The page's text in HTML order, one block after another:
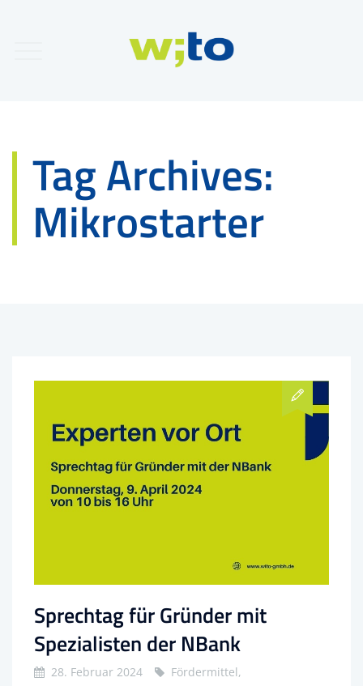
Tag Archives:
Mikrostarter
Sprechtag für Gründer mit
Spezialisten der NBank
28. Februar 2024
Fördermittel,